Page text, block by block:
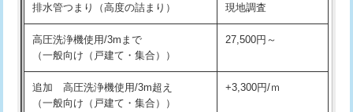
給水管工事※（バンド止め) 3,300円
給水管工事※（支持金具設置)
給水管工事※（保温材使用（バンド止
め込み）)
5,500円
排水管つまり（高度の詰まり） 現地調査
高圧洗浄機使用/3mまで
（一般向け（戸建て・集合））
27,500円～
追加 高圧洗浄機使用/3m超え
（一般向け（戸建て・集合））
+3,300円/ｍ